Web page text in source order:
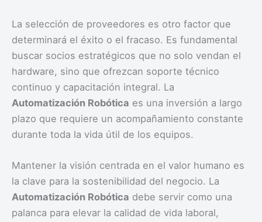
La selección de proveedores es otro factor que
determinará el éxito o el fracaso. Es fundamental
buscar socios estratégicos que no solo vendan el
hardware, sino que ofrezcan soporte técnico
continuo y capacitación integral. La
Automatización Robótica es una inversión a largo
plazo que requiere un acompañamiento constante
durante toda la vida útil de los equipos.
Mantener la visión centrada en el valor humano es
la clave para la sostenibilidad del negocio. La
Automatización Robótica debe servir como una
palanca para elevar la calidad de vida laboral,